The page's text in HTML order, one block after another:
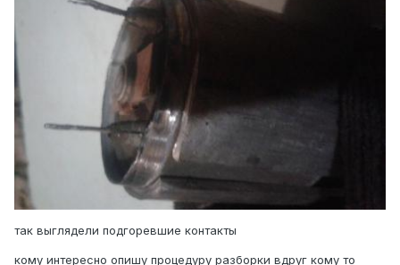
так выглядели подгоревшие контакты
кому интересно опишу процедуру разборки вдруг кому то